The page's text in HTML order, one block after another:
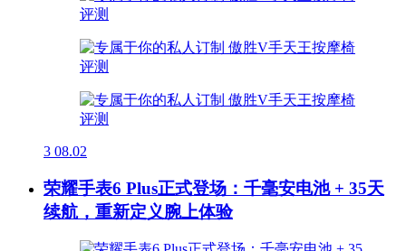
3 08.02
荣耀手表6 Plus正式登场：千毫安电池 + 35天
续航，重新定义腕上体验